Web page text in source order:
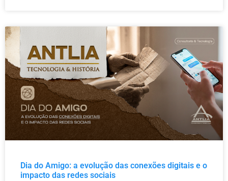
Dia do Amigo: a evolução das conexões digitais e o
impacto das redes sociais